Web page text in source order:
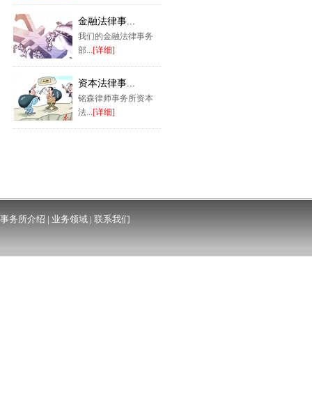
金融法律事...
我们的金融法律事务
部...[详细]
资本法律事...
铭森律师事务所资本
法...[详细]
事务所介绍 | 业务领域 | 联系我们